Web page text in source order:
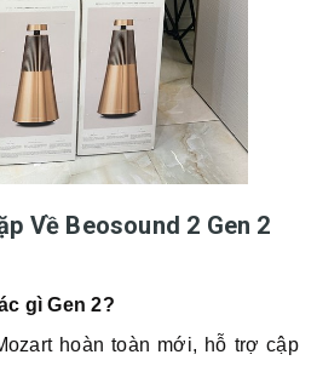
Về Beosound 2 Gen 2
gì Gen 2?
hoàn toàn mới, hỗ trợ cập